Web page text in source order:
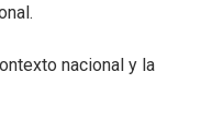
nacional y la